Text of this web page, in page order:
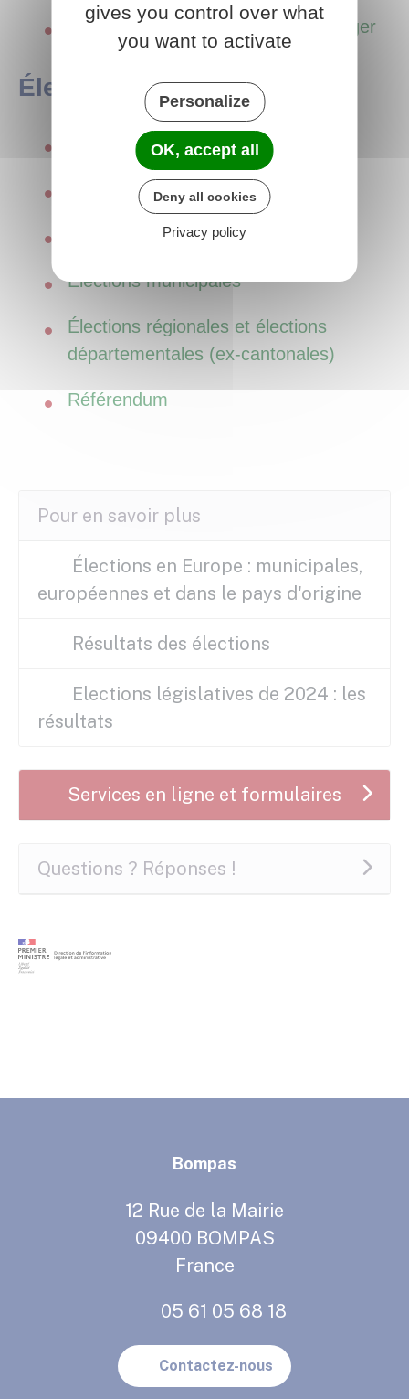
Vote d'un Français installé à l'étranger
Élections et référendums
Élection présidentielle
Élections législatives
Élections européennes
Élections municipales
Élections régionales et élections
départementales (ex-cantonales)
Référendum
Pour en savoir plus
Élections en Europe : municipales,
européennes et dans le pays d'origine
Résultats des élections
Elections législatives de 2024 : les
résultats
Services en ligne et formulaires
Questions ? Réponses !
Bompas
12 Rue de la Mairie
09400 BOMPAS
France
05 61 05 68 18
Contactez-nous
gives you control over what
you want to activate
Personalize
OK, accept all
Deny all cookies
Privacy policy